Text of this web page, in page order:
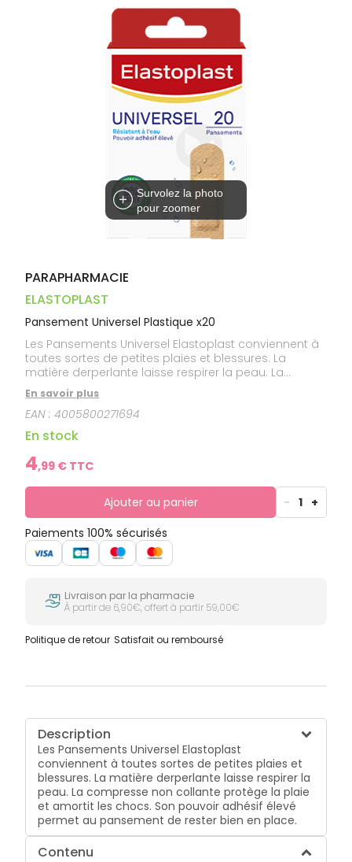
médicaux
Homme
VOTRE
APPLICATION
Survolez la photo
pour zoomer
PARAPHARMACIE
ELASTOPLAST
Pansement Universel Plastique x20
Les Pansements Universel Elastoplast conviennent à
toutes sortes de petites plaies et blessures. La
matière derperlante laisse respirer la peau. La
compresse non collante protège la plaie et amortit
les chocs. Son pouvoir adhésif élevé permet au
pansement de rester bien en place.
En savoir plus
EAN :4005800271694
En stock
4,99 € TTC
Ajouter au panier - 1 +
Paiements 100% sécurisés
Livraison par la pharmacie
À partir de 6,90€, offert à partir 59,00€
Politique de retour Satisfait ou remboursé
Description
Les Pansements Universel Elastoplast
conviennent à toutes sortes de petites plaies et
blessures. La matière derperlante laisse respirer la
peau. La compresse non collante protège la plaie
et amortit les chocs. Son pouvoir adhésif élevé
permet au pansement de rester bien en place.
Contenu